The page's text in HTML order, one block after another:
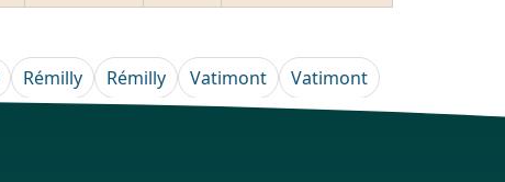
Rémilly Rémilly Vatimont Vatimont